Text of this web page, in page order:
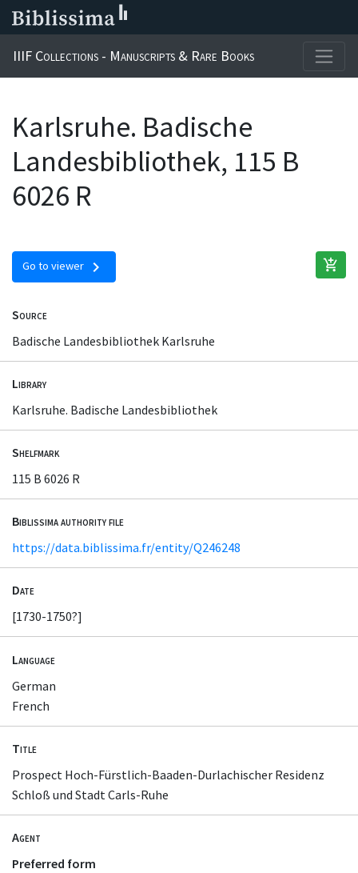
IIIF Collections - Manuscripts & Rare Books
Karlsruhe. Badische
Landesbibliothek, 115 B
6026 R
Go to viewer chevron_right add_shopping_cart
Source
Badische Landesbibliothek Karlsruhe
Library
Karlsruhe. Badische Landesbibliothek
Shelfmark
115 B 6026 R
Biblissima authority file
https://data.biblissima.fr/entity/Q246248
Date
[1730-1750?]
Language
German
French
Title
Prospect Hoch-Fürstlich-Baaden-Durlachischer Residenz
Schloß und Stadt Carls-Ruhe
Agent
Preferred form